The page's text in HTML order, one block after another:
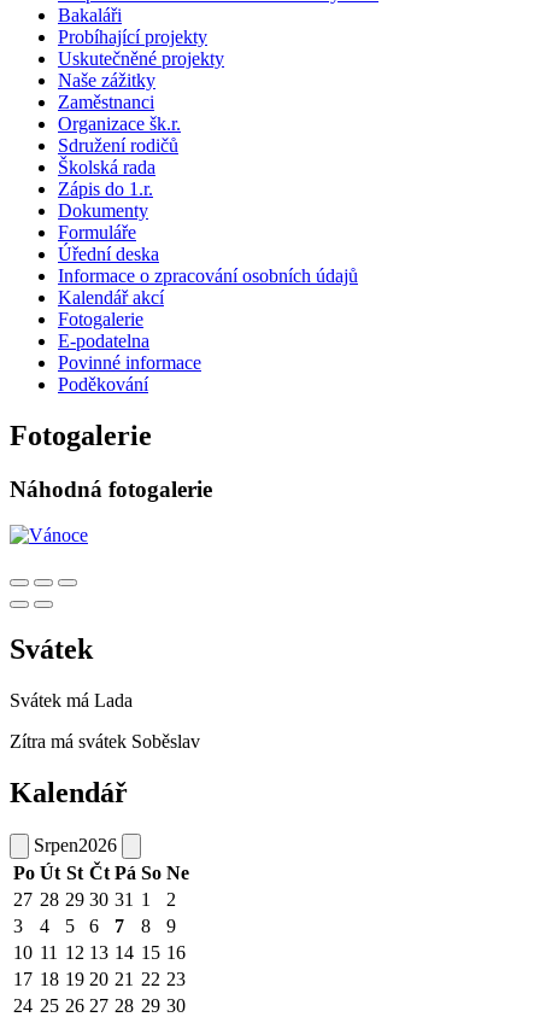
Bakaláři
Probíhající projekty
Uskutečněné projekty
Naše zážitky
Zaměstnanci
Organizace šk.r.
Sdružení rodičů
Školská rada
Zápis do 1.r.
Dokumenty
Formuláře
Úřední deska
Informace o zpracování osobních údajů
Kalendář akcí
Fotogalerie
E-podatelna
Povinné informace
Poděkování
Fotogalerie
Náhodná fotogalerie
Svátek
Svátek má Lada
Zítra má svátek Soběslav
Kalendář
Srpen2026
Po Út St Čt Pá So Ne
27 28 29 30 31 1
2
3
4 5 6 7 8
9
10 11 12 13 14 15 16
17 18 19 20 21 22 23
24 25 26 27 28 29 30